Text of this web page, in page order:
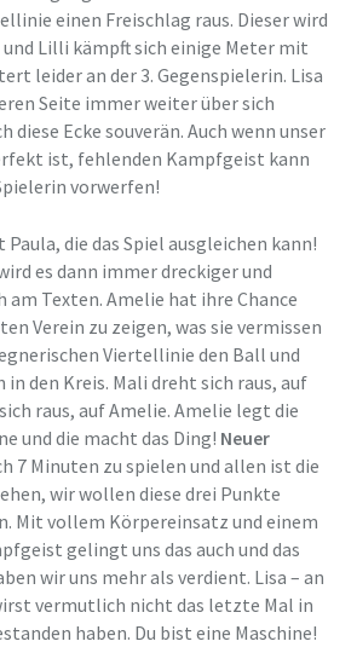
einen Freischlag raus. Dieser wird
Lilli kämpft sich einige Meter mit
leider an der 3. Gegenspielerin. Lisa
Seite immer weiter über sich
diese Ecke souverän. Auch wenn unser
ist, fehlenden Kampfgeist kann
vorwerfen!
die das Spiel ausgleichen kann!
es dann immer dreckiger und
am Texten. Amelie hat ihre Chance
Verein zu zeigen, was sie vermissen
Viertellinie den Ball und
den Kreis. Mali dreht sich raus, auf
raus, auf Amelie. Amelie legt die
und die macht das Ding! Neuer
7 Minuten zu spielen und allen ist die
wir wollen diese drei Punkte
Mit vollem Körpereinsatz und einem
gelingt uns das auch und das
wir uns mehr als verdient. Lisa – an
vermutlich nicht das letzte Mal in
haben. Du bist eine Maschine!